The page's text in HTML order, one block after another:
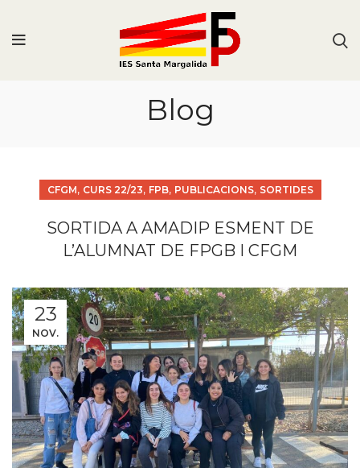
Blog
CFGM, CURS 22/23, FPB, PUBLICACIONS, SORTIDES
SORTIDA A AMADIP ESMENT DE
L’ALUMNAT DE FPGB I CFGM
23
NOV.